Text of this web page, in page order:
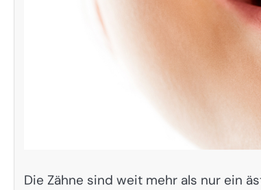
Die Zähne sind weit mehr als nur ein